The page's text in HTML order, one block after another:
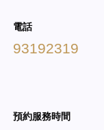
電話
93192319
預約服務時間